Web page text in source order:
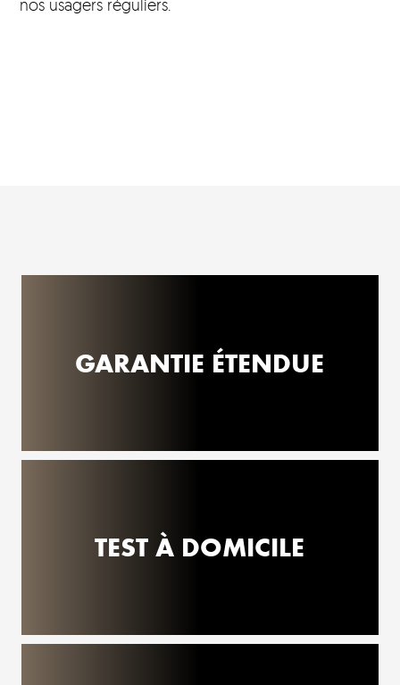
nos usagers réguliers.
GARANTIE ÉTENDUE
TEST À DOMICILE